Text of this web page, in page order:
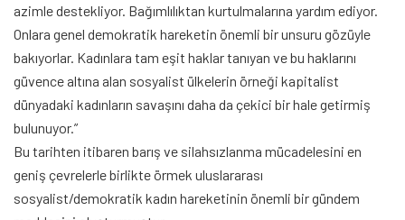
azimle destekliyor. Bağımlılıktan kurtulmalarına yardım ediyor.
Onlara genel demokratik hareketin önemli bir unsuru gözüyle
bakıyorlar. Kadınlara tam eşit haklar tanıyan ve bu haklarını
güvence altına alan sosyalist ülkelerin örneği kapitalist
dünyadaki kadınların savaşını daha da çekici bir hale getirmiş
bulunuyor.”
Bu tarihten itibaren barış ve silahsızlanma mücadelesini en
geniş çevrelerle birlikte örmek uluslararası
sosyalist/demokratik kadın hareketinin önemli bir gündem